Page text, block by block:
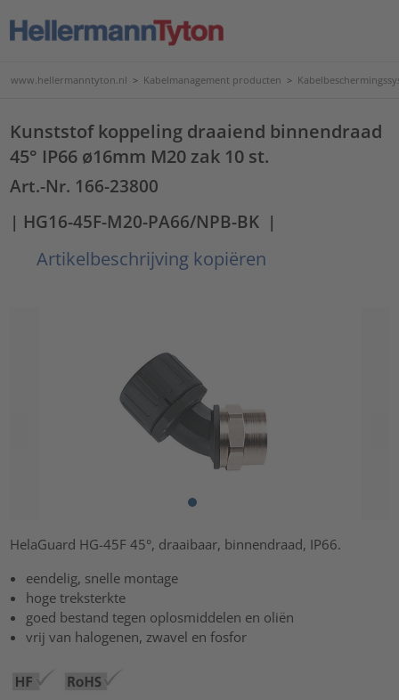
www.hellermanntyton.nl > Kabelmanagement producten >
Kunststof koppeling draaiend binnendraad
45° IP66 ø16mm M20 zak 10 st.
Art.-Nr. 166-23800
| HG16-45F-M20-PA66/NPB-BK |
Artikelbeschrijving kopiëren
HelaGuard HG-45F 45°, draaibaar, binnendraad, IP66.
eendelig, snelle montage
hoge treksterkte
goed bestand tegen oplosmiddelen en oliën
vrij van halogenen, zwavel en fosfor